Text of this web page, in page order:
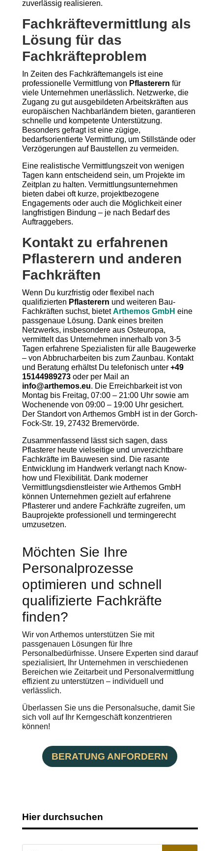
zuverlässig realisieren.
Fachkräftevermittlung als
Lösung für das
Fachkräfteproblem
In Zeiten des Fachkräftemangels ist eine
professionelle Vermittlung von Pflasterern für
viele Unternehmen unerlässlich. Netzwerke, die
Zugang zu gut ausgebildeten Arbeitskräften aus
europäischen Nachbarländern bieten, garantieren
schnelle und kompetente Unterstützung.
Besonders gefragt ist eine zügige,
bedarfsorientierte Vermittlung, um Stillstände oder
Verzögerungen auf Baustellen zu vermeiden.
Eine realistische Vermittlungszeit von wenigen
Tagen kann entscheidend sein, um Projekte im
Zeitplan zu halten. Vermittlungsunternehmen
bieten dabei oft kurze, projektbezogene
Engagements oder auch die Möglichkeit einer
langfristigen Bindung – je nach Bedarf des
Auftraggebers.
Kontakt zu erfahrenen
Pflasterern und anderen
Fachkräften
Wenn Du kurzfristig oder flexibel nach
qualifizierten Pflasterern und weiteren Bau-
Fachkräften suchst, bietetArthemos GmbH eine
passgenaue Lösung. Dank eines breiten
Netzwerks, insbesondere aus Osteuropa,
vermittelt das Unternehmen innerhalb von 3-5
Tagen erfahrene Spezialisten für alle Baugewerke
– von Abbrucharbeiten bis zum Zaunbau. Kontakt
und Beratung erhältst Du telefonisch unter +49
15144989273oder per Mail an
info@arthemos.eu. Die Erreichbarkeit ist von
Montag bis Freitag, 07:00 – 21:00 Uhr sowie am
Wochenende von 09:00 – 19:00 Uhr gesichert.
Der Standort von Arthemos GmbH ist in der Gorch-
Fock-Str. 19, 27432 Bremervörde.
Zusammenfassend lässt sich sagen, dass
Pflasterer heute vielseitige und unverzichtbare
Fachkräfte im Bauwesen sind. Die rasante
Entwicklung im Handwerk verlangt nach Know-
how und Flexibilität. Dank moderner
Vermittlungsdienstleister wie Arthemos GmbH
können Unternehmen gezielt auf erfahrene
Pflasterer und andere Fachkräfte zugreifen, um
Bauprojekte professionell und termingerecht
umzusetzen.
Möchten Sie Ihre
Personalprozesse
optimieren und schnell
qualifizierte Fachkräfte
finden?
Wir von Arthemos unterstützen Sie mit
passgenauen Lösungen für Ihre
Personalbedürfnisse. Unsere Experten sind darauf
spezialisiert, Ihr Unternehmen in verschiedenen
Bereichen wie Zeitarbeit und Personalvermittlung
effizient zu unterstützen – individuell und
verlässlich.
Überlassen Sie uns die Personalsuche, damit Sie
sich voll auf Ihr Kerngeschäft konzentrieren
können!
BERATUNG ANFORDERN
Hier durchsuchen